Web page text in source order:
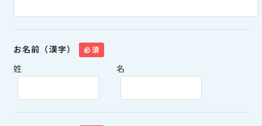
お名前（漢字） 必須
姓 名